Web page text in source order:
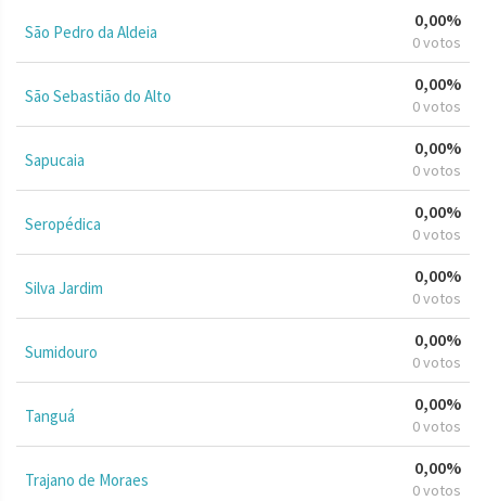
São Pedro da Aldeia
0,00%
0 votos
São Sebastião do Alto
0,00%
0 votos
Sapucaia
0,00%
0 votos
Seropédica
0,00%
0 votos
Silva Jardim
0,00%
0 votos
Sumidouro
0,00%
0 votos
Tanguá
0,00%
0 votos
Trajano de Moraes
0,00%
0 votos